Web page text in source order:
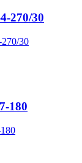
270/30
180